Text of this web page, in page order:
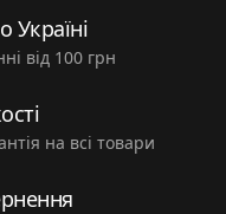
Україні
від 100 грн
на всі товари